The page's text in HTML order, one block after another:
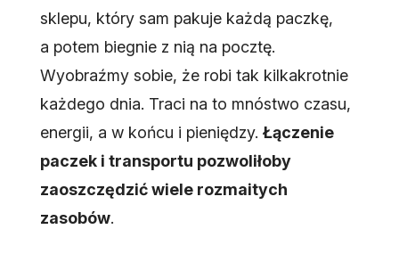
sklepu, który sam pakuje każdą paczkę,
a potem biegnie z nią na pocztę.
Wyobraźmy sobie, że robi tak kilkakrotnie
każdego dnia. Traci na to mnóstwo czasu,
energii, a w końcu i pieniędzy. Łączenie
paczek i transportu pozwoliłoby
zaoszczędzić wiele rozmaitych
zasobów.